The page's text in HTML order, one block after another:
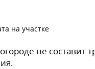
на участке
не составит